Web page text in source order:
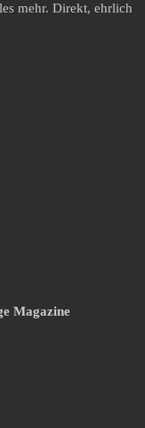
mehr. Direkt, ehrlich
Magazine